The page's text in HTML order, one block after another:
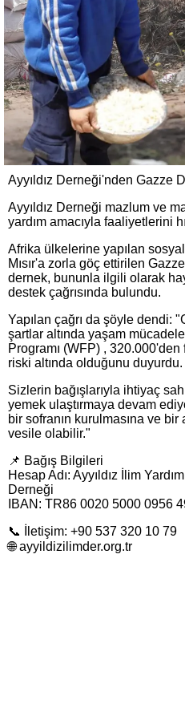
Ayyıldız Derneği'nden Gazze
Ayyıldız Derneği mazlum ve
yardım amacıyla faaliyetlerini
Afrika ülkelerine yapılan sosyal
Mısır'a zorla göç ettirilen
dernek, bununla ilgili olarak
destek çağrısında bulundu.
Yapılan çağrı da şöyle dendi:
şartlar altında yaşam
Programı (WFP) ,
riski altında olduğunu duyurdu.
Sizlerin bağışlarıyla ihtiyaç
yemek ulaştırmaya devam
bir sofranın kurulmasına ve
vesile olabilir."
📌 Bağış Bilgileri
Hesap Adı: Ayyıldız İlim
Derneği
IBAN: TR86 0020 5000 0956
📞 İletişim: +90 537 320 10 79
🌐 ayyildizilimder.org.tr